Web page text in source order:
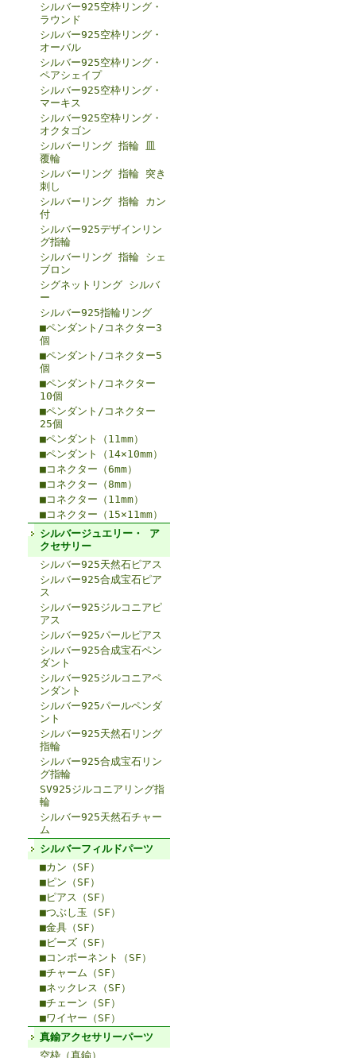
シルバー925空枠リング・
ラウンド
シルバー925空枠リング・
オーバル
シルバー925空枠リング・
ペアシェイプ
シルバー925空枠リング・
マーキス
シルバー925空枠リング・
オクタゴン
シルバーリング 指輪 皿
覆輪
シルバーリング 指輪 突き
刺し
シルバーリング 指輪 カン
付
シルバー925デザインリン
グ指輪
シルバーリング 指輪 シェ
ブロン
シグネットリング シルバ
ー
シルバー925指輪リング
■ペンダント/コネクター3
個
■ペンダント/コネクター5
個
■ペンダント/コネクター
10個
■ペンダント/コネクター
25個
■ペンダント（11mm）
■ペンダント（14×10mm）
■コネクター（6mm）
■コネクター（8mm）
■コネクター（11mm）
■コネクター（15×11mm）
シルバージュエリー・ ア
クセサリー
シルバー925天然石ピアス
シルバー925合成宝石ピア
ス
シルバー925ジルコニアピ
アス
シルバー925パールピアス
シルバー925合成宝石ペン
ダント
シルバー925ジルコニアペ
ンダント
シルバー925パールペンダ
ント
シルバー925天然石リング
指輪
シルバー925合成宝石リン
グ指輪
SV925ジルコニアリング指
輪
シルバー925天然石チャー
ム
シルバーフィルドパーツ
■カン（SF）
■ピン（SF）
■ピアス（SF）
■つぶし玉（SF）
■金具（SF）
■ビーズ（SF）
■コンポーネント（SF）
■チャーム（SF）
■ネックレス（SF）
■チェーン（SF）
■ワイヤー（SF）
真鍮アクセサリーパーツ
空枠（真鍮）